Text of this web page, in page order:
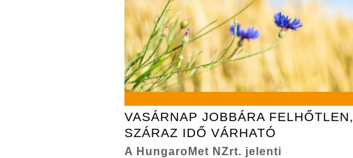
VASÁRNAP JOBBÁRA FELHŐTLEN,
SZÁRAZ IDŐ VÁRHATÓ
A HungaroMet NZrt. jelenti